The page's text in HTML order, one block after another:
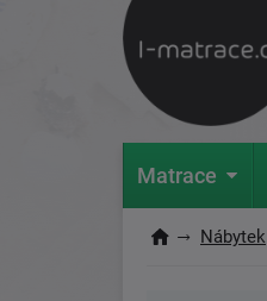
Matrace
Nábytek